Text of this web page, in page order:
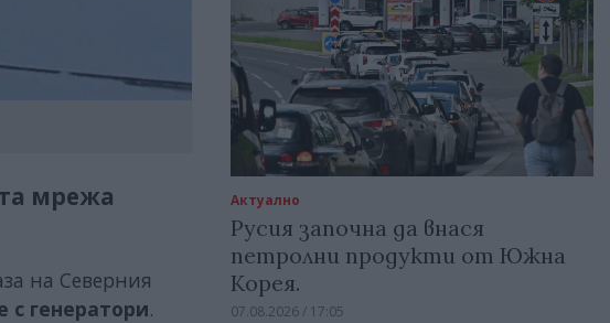
мрежа
на Северния
с генератори.
Актуално
Русия започна да внася
петролни продукти от Южна
Корея.
07.08.2026 / 17:05